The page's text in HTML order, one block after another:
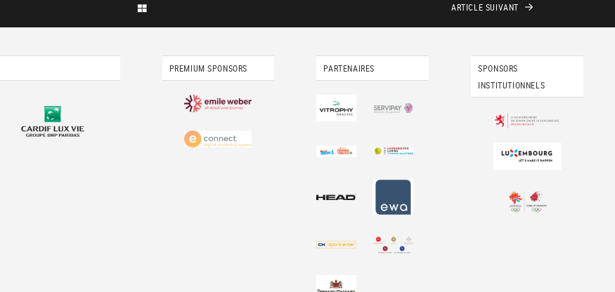
ARTICLE SUIVANT
PREMIUM SPONSORS PARTENAIRES
SPONSORS
INSTITUTIONNELS